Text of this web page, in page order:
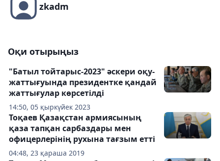
zkadm
Оқи отырыңыз
14:50, 05 қыркүйек 2023
"Батыл тойтарыс-2023" әскери оқу-
жаттығуында президентке қандай
жаттығулар көрсетілді
04:48, 23 қараша 2019
Тоқаев Қазақстан армиясының
қаза тапқан сарбаздары мен
офицерлерінің рухына тағзым етті